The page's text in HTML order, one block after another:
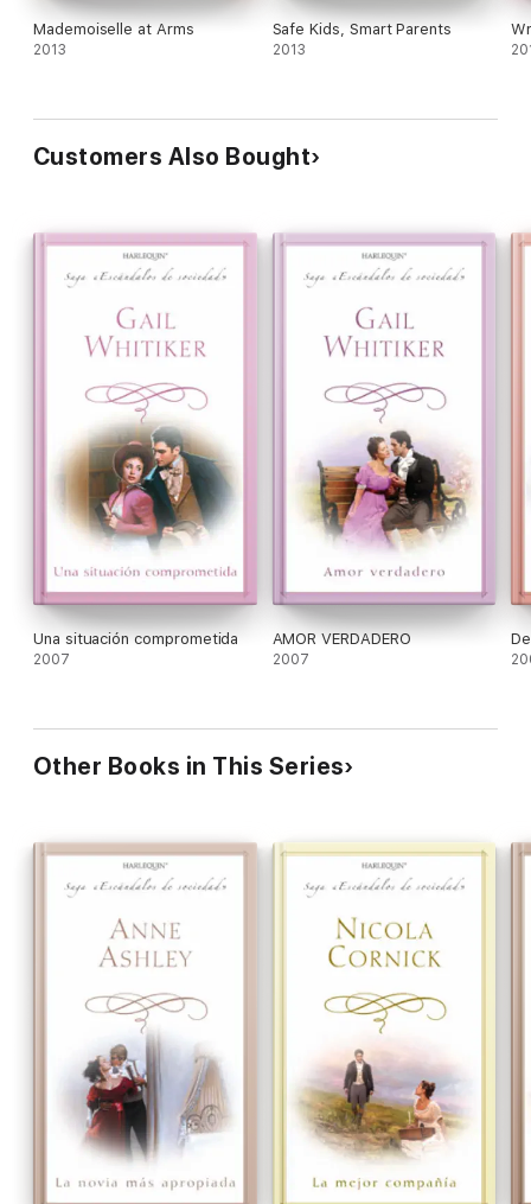
Mademoiselle at Arms
2013
Safe Kids, Smart Parents
2013
Customers Also Bought
Una situación comprometida
2007
AMOR VERDADERO
2007
Other Books in This Series